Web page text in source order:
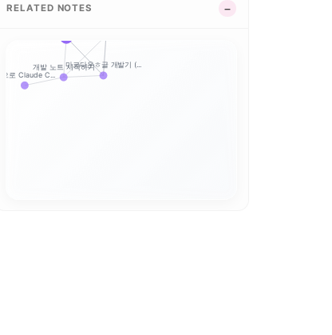
RELATED NOTES
으로 Claude C...
마크다운ㅎ글 개발기 (...
개발 노트 시작하기